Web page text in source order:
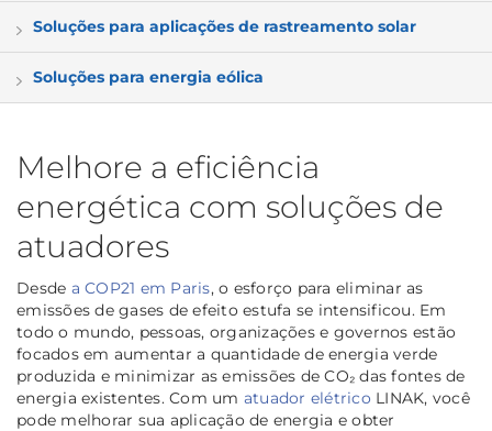
Soluções para aplicações de rastreamento solar
Soluções para energia eólica
Melhore a eficiência
energética com soluções de
atuadores
Desde a COP21 em Paris, o esforço para eliminar as
emissões de gases de efeito estufa se intensificou. Em
todo o mundo, pessoas, organizações e governos estão
focados em aumentar a quantidade de energia verde
produzida e minimizar as emissões de CO₂ das fontes de
energia existentes. Com um atuador elétrico LINAK, você
pode melhorar sua aplicação de energia e obter